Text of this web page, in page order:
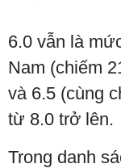
6.0 vẫn là
Nam (chiếm
và 6.5 (cùng
từ 8.0 trở lên.
Trong danh